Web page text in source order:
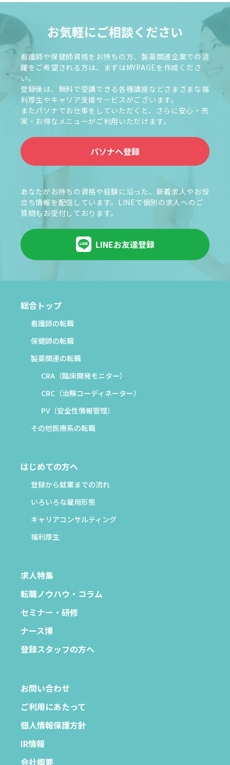
お気軽にご相談ください
看護師や保健師資格をお持ちの方、製薬関連企業での活
躍をご希望される方は、まずはMYPAGEを作成くださ
い。
登録後は、無料で受講できる各種講座などさまざまな福
利厚生やキャリア支援サービスがございます。
またパソナでお仕事をしていただくと、さらに安心・充
実・お得なメニューがご利用いただけます。
パソナへ登録
あなたがお持ちの資格や経験に沿った、新着求人やお役
立ち情報を配信しています。LINEで個別の求人へのご
質問もお受付しております。
LINEお友達登録
総合トップ
看護師の転職
保健師の転職
製薬関連の転職
CRA（臨床開発モニター）
CRC（治験コーディネーター）
PV（安全性情報管理）
その他医療系の転職
はじめての方へ
登録から就業までの流れ
いろいろな雇用形態
キャリアコンサルティング
福利厚生
求人特集
転職ノウハウ・コラム
セミナー・研修
ナース博
登録スタッフの方へ
お問い合わせ
ご利用にあたって
個人情報保護方針
IR情報
会社概要